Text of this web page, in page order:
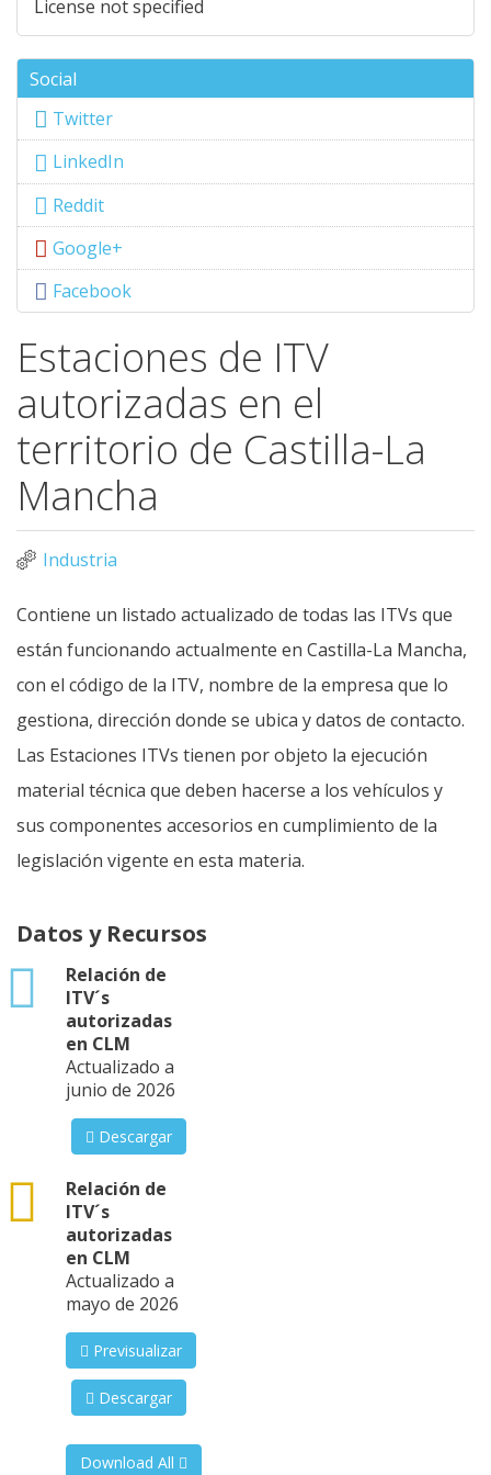
License not specified
Social
Twitter
LinkedIn
Reddit
Google+
Facebook
Estaciones de ITV
autorizadas en el
territorio de Castilla-La
Mancha
Industria
Contiene un listado actualizado de todas las ITVs que
están funcionando actualmente en Castilla-La Mancha,
con el código de la ITV, nombre de la empresa que lo
gestiona, dirección donde se ubica y datos de contacto.
Las Estaciones ITVs tienen por objeto la ejecución
material técnica que deben hacerse a los vehículos y
sus componentes accesorios en cumplimiento de la
legislación vigente en esta materia.
Datos y Recursos
Relación de
ITV´s
autorizadas
en CLM
xlsx
Actualizado a
junio de 2026
Descargar
Relación de
ITV´s
autorizadas
en CLM
csv
Actualizado a
mayo de 2026
Previsualizar
Descargar
Download All